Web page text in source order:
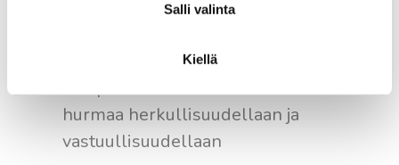
Salli valinta
Kiellä
hurmaa herkullisuudellaan ja
vastuullisuudellaan